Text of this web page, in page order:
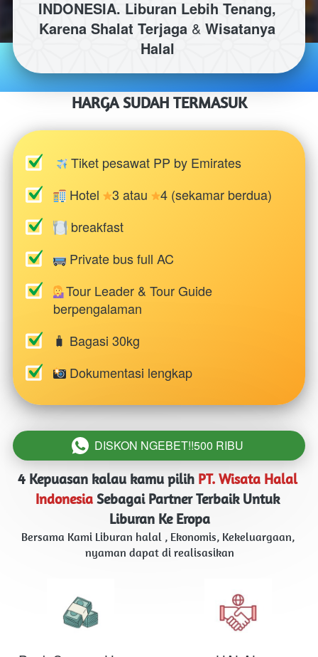
INDONESIA. Liburan Lebih Tenang,
Karena Shalat Terjaga & Wisatanya
Halal
HARGA SUDAH TERMASUK
Tiket pesawat PP by Emirates
Hotel
3 atau
4 (sekamar berdua)
breakfast
Private bus full AC
Tour Leader & Tour Guide
berpengalaman
🧳 Bagasi 30kg
Dokumentasi lengkap
` DISKON NGEBET!!500 RIBU
4 Kepuasan kalau kamu pilih PT. Wisata Halal
Indonesia Sebagai Partner Terbaik Untuk
Liburan Ke Eropa
Bersama Kami Liburan halal , Ekonomis, Kekeluargaan,
nyaman dapat di realisasikan